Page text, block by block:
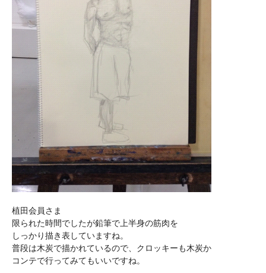
植田会員さま
限られた時間でしたが鉛筆で上半身の筋肉を
しっかり描き表していますね。
普段は木炭で描かれているので、クロッキーも木炭か
コンテで行ってみてもいいですね。